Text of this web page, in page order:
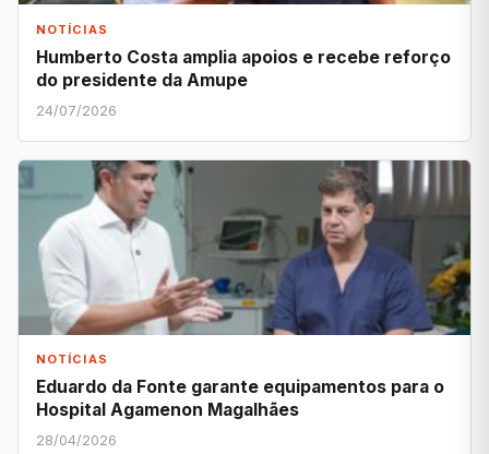
NOTÍCIAS
Humberto Costa amplia apoios e recebe reforço
do presidente da Amupe
24/07/2026
NOTÍCIAS
Eduardo da Fonte garante equipamentos para o
Hospital Agamenon Magalhães
28/04/2026